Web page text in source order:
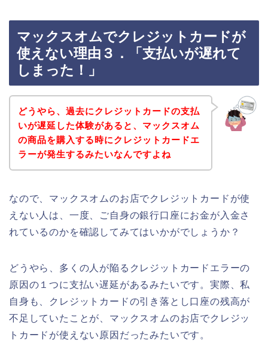
マックスオムでクレジットカードが
使えない理由３．「支払いが遅れて
しまった！」
どうやら、過去にクレジットカードの支払
いが遅延した体験があると、マックスオム
の商品を購入する時にクレジットカードエ
ラーが発生するみたいなんですよね
なので、マックスオムのお店でクレジットカードが使
えない人は、一度、ご自身の銀行口座にお金が入金さ
れているのかを確認してみてはいかがでしょうか？
どうやら、多くの人が陥るクレジットカードエラーの
原因の１つに支払い遅延があるみたいです。実際、私
自身も、クレジットカードの引き落とし口座の残高が
不足していたことが、マックスオムのお店でクレジッ
トカードが使えない原因だったみたいです。